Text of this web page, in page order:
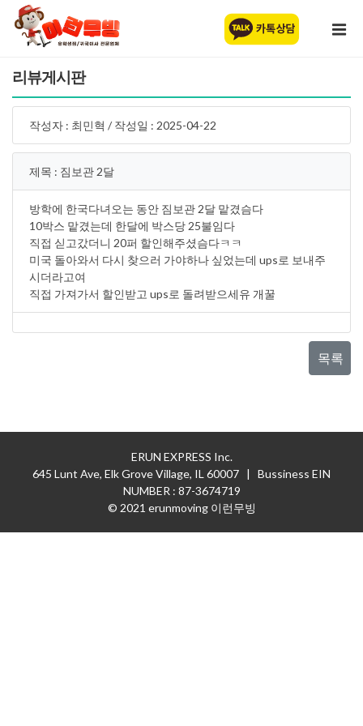
리뷰게시판
작성자 : 최민혁 / 작성일 : 2025-04-22
제목 : 짐보관 2달
방학에 한국다녀오는 동안 짐보관 2달 맡겼슴다
10박스 맡겼는데 한달에 박스당 25불임다
직접 싣고갔더니 20퍼 할인해주셨슴다ㅋㅋ
미국 돌아와서 다시 찾으러 가야하나 싶었는데 ups로 보내주
시더라고여
직접 가져가서 할인받고 ups로 돌려받으세유 개꿀
목록
ERUN EXPRESS Inc.
645 Lunt Ave, Elk Grove Village, IL 60007 | Bussiness EIN
NUMBER : 87-3674719
© 2021 erunmoving 이런무빙